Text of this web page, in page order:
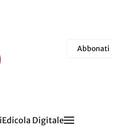
Abbonati
Edicola Digitale